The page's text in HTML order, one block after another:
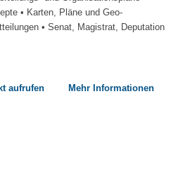
• Karten, Pläne und Geo-
• Senat, Magistrat, Deputation
aufrufen Mehr Informationen